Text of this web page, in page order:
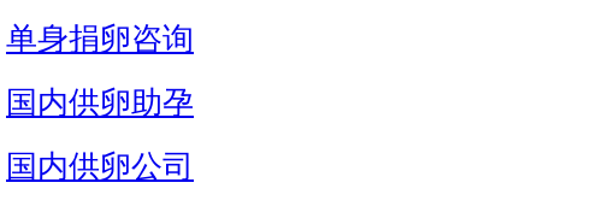
单身捐卵咨询
国内供卵助孕
国内供卵公司